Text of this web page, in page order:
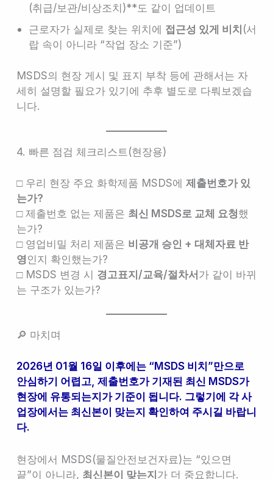
(취급/보관/비상조치)**도 같이 업데이트
근로자가 실제로 찾는 위치에 접근성 있게 비치(서
랍 속이 아니라 “작업 장소 기준”)
MSDS의 현장 게시 및 표지 부착 등에 관해서는 자
세히 설명할 필요가 있기에 추후 별도로 다뤄보겠습
니다.
4. 빠른 점검 체크리스트(현장용)
□ 우리 현장 주요 화학제품 MSDS에 제출번호가 있
는가?
□ 제출번호 없는 제품은 최신 MSDS로 교체 요청했
는가?
□ 영업비밀 처리 제품은 비공개 승인 + 대체자료 반
영인지 확인했는가?
□ MSDS 변경 시 경고표지/교육/절차서가 같이 바뀌
는 구조가 있는가?
🔎 마치며
2026년 01월 16일 이후에는 “MSDS 비치”만으로
안심하기 어렵고, 제출번호가 기재된 최신 MSDS가
현장에 유통되는지가 기준이 됩니다. 그렇기에 각 사
업장에서는 최신본이 맞는지 확인하여 주시길 바랍니
다.
현장에서 MSDS(물질안전보건자료)는 “있으면
끝”이 아니라, 최신본이 맞는지가 더 중요합니다.